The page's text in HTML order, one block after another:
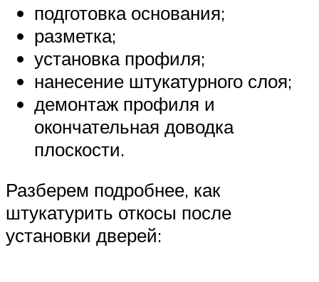
подготовка основания;
разметка;
установка профиля;
нанесение штукатурного слоя;
демонтаж профиля и
окончательная доводка
плоскости.
Разберем подробнее, как
штукатурить откосы после
установки дверей: